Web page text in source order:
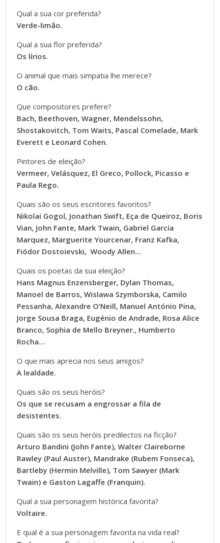
Qual a sua cor preferida?
Verde-limão.
Qual a sua flor preferida?
Os lírios.
O animal que mais simpatia lhe merece?
O cão.
Que compositores prefere?
Bach, Beethoven, Wagner, Mendelssohn,
Shostakovitch, Tom Waits, Pascal Comelade, Mark
Everett e Leonard Cohen.
Pintores de eleição?
Vermeer, Velásquez, El Greco, Pollock, Picasso e
Paula Rego.
Quais são os seus escritores favoritos?
Nikolai Gogol, Jonathan Swift, Eça de Queiroz, Boris
Vian, John Fante, Mark Twain, Gabriel García
Marquez, Marguerite Yourcenar, Franz Kafka,
Fiódor Dostoievski, Woody Allen…
Quais os poetas da sua eleição?
Hans Magnus Enzensberger, Dylan Thomas,
Manoel de Barros, Wislawa Szymborska, Camilo
Pessanha, Alexandre O’Neill, Manuel António Pina,
Jorge Sousa Braga, Eugénio de Andrade, Rosa Alice
Branco, Sophia de Mello Breyner., Humberto
Rocha…
O que mais aprecia nos seus amigos?
A lealdade.
Quais são os seus heróis?
Os que se recusam a engrossar a fila de
desistentes.
Quais são os seus heróis predilectos na ficção?
Arturo Bandini (John Fante), Walter Claireborne
Rawley (Paul Auster), Mandrake (Rubem Fonseca),
Bartleby (Hermin Melville), Tom Sawyer (Mark
Twain) e Gaston Lagaffe (Franquin).
Qual a sua personagem histórica favorita?
Voltaire.
E qual é a sua personagem favorita na vida real?